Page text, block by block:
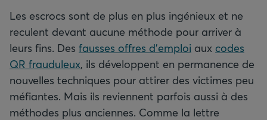
Les escrocs sont de plus en plus ingénieux et ne
reculent devant aucune méthode pour arriver à
leurs fins. Des fausses offres d’emploi aux codes
QR frauduleux, ils développent en permanence de
nouvelles techniques pour attirer des victimes peu
méfiantes. Mais ils reviennent parfois aussi à des
méthodes plus anciennes. Comme la lettre